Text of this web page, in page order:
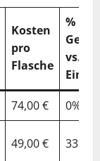
Kosten
pro
Flasche
%
vs.
Einzel
74,00 € 0%
49,00 € 33%